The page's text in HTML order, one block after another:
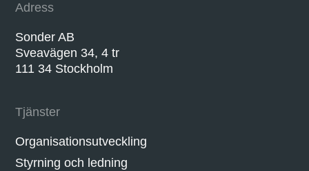
Adress
Sonder AB
Sveavägen 34, 4 tr
111 34 Stockholm
Tjänster
Organisationsutveckling
Styrning och ledning